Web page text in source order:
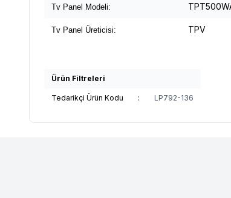
Tv Panel Modeli:
Tv Panel Üreticisi: TPV
Ürün Filtreleri
Tedarikçi Ürün Kodu : LP792-136